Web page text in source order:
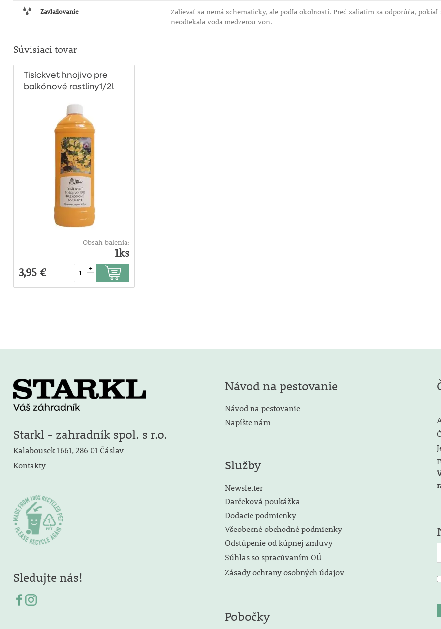
Zavlažovanie
Zalievať sa nemá schematicky, ale podľa okolností. Pred zaliatím sa odporúča,
neodtekala voda medzerou von.
Súvisiaci tovar
Tisíckvet hnojivo pre
balkónové rastliny1/2l
Obsah balenia:
1ks
3,95 €
+
-
Starkl - zahradník spol. s r.o.
Kalabousek 1661, 286 01 Čáslav
Kontakty
Sledujte nás!
Návod na pestovanie
Návod na pestovanie
Napíšte nám
Služby
Newsletter
Darčeková poukážka
Dodacie podmienky
Všeobecné obchodné podmienky
Odstúpenie od kúpnej zmluvy
Súhlas so spracúvaním OÚ
Zásady ochrany osobných údajov
Pobočky